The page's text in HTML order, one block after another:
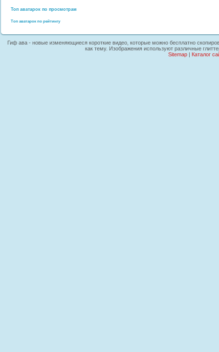
Топ аватарок по просмотрам
Топ аватарок по рейтингу
Гиф ава - новые изменяющиеся короткие видео, которые можно бесплатно
как тему. Изображения используют различные
Sitemap| Каталог